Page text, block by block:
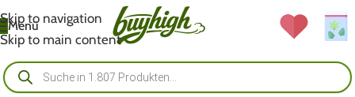
Skip to navigation
Skip to main content
Menü